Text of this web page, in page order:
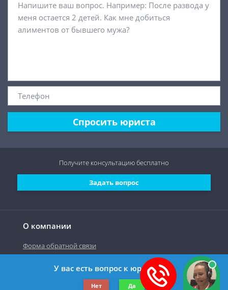
Спросить юриста
О компании
Форма обратной связи
©2019-2026 Все права защищены.
Задать вопрос
Получите консультациюбесплатно
У вас есть вопрос к юристу?
Нет Да